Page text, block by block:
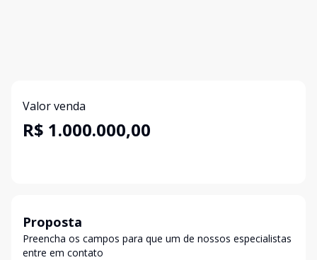
Valor venda
R$ 1.000.000,00
Proposta
Preencha os campos para que um de nossos especialistas
entre em contato